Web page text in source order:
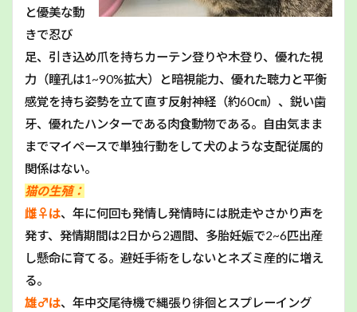
と優美な動
きで忍び
足、引き込め爪を持ちカーテン登りや木登り、優れた視
力（瞳孔は1~90%拡大）と暗視能力、優れた聴力と平衡
感覚を持ち姿勢を立て直す反射神経（約60㎝）、鋭い歯
牙、優れたハンターである肉食動物である。自由気まま
までマイペースで単独行動をして犬のような支配従属的
関係はない。
猫の生殖：
雌♀は、年に何回も発情し発情時には脱走やさかり声を
発す、発情期間は2日から2週間、多胎妊娠で2~6匹出産
し懸命に育てる。避妊手術をしないとネズミ産的に増え
る。
雄♂は、年中交尾待機で縄張り徘徊とスプレーイング